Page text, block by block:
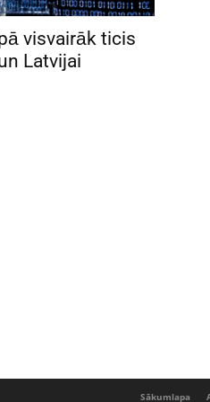
visvairāk ticis
Latvijai
Sākumlapa